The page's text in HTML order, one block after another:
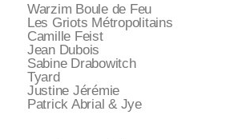
Warzim Boule de Feu
Les Griots Métropolitains
Camille Feist
Jean Dubois
Sabine Drabowitch
Tyard
Justine Jérémie
Patrick Abrial & Jye